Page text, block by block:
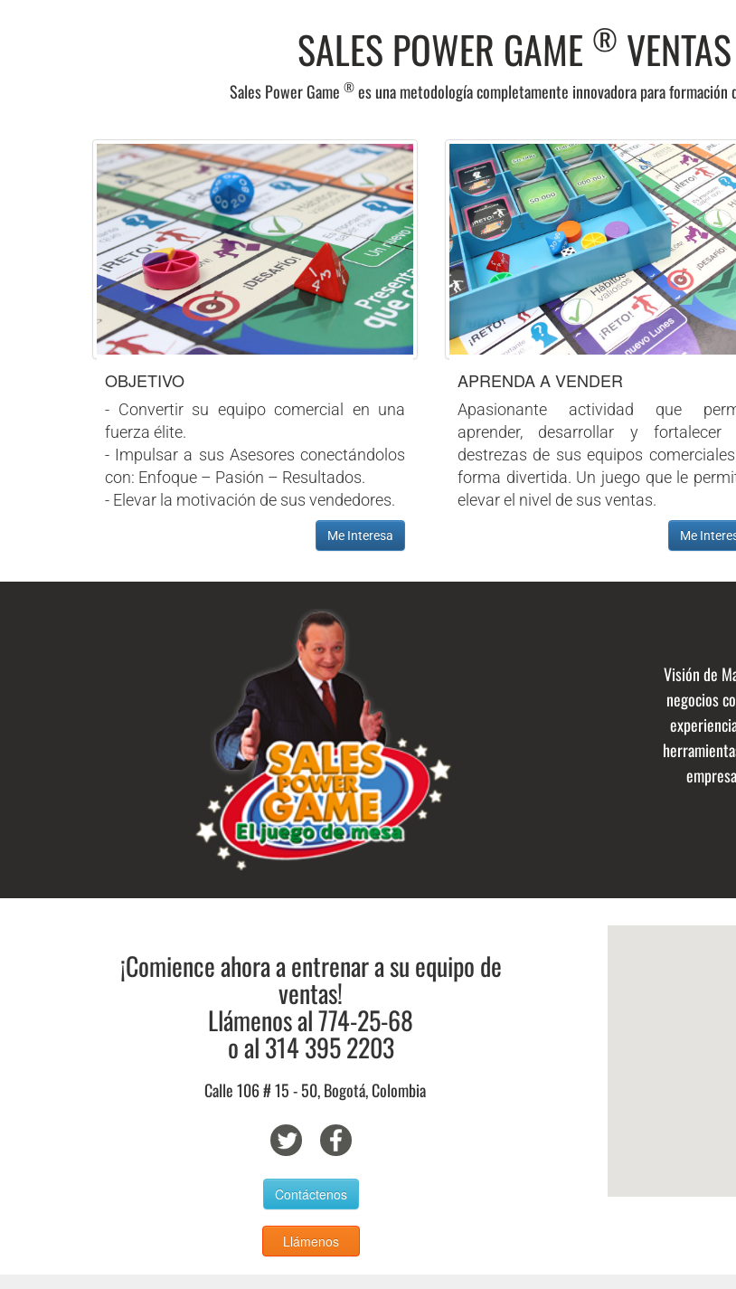
SALES POWER GAME ®
Sales Power Game ® es una metodología completamente innovadora para
OBJETIVO
- Convertir su equipo comercial en una
fuerza élite.
- Impulsar a sus Asesores conectándolos
con: Enfoque – Pasión – Resultados.
- Elevar la motivación de sus vendedores.
Me Interesa
APRENDA A VENDER
Apasionante actividad que
aprender, desarrollar y fortalecer
destrezas de sus equipos
forma divertida. Un juego que le
elevar el nivel de sus ventas.
Me
Visión de
negocios
¡Comience ahora a entrenar a su equipo de
ventas!
Llámenos al 774-25-68
o al 314 395 2203
Calle 106 # 15 - 50, Bogotá, Colombia
Contáctenos
Llámenos